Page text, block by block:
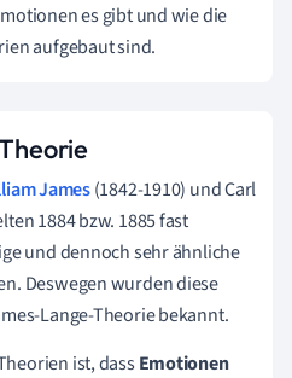
es gibt und wie die
aufgebaut sind.
James(1842-1910) und Carl
1884 bzw. 1885 fast
und dennoch sehr ähnliche
Deswegen wurden diese
Lange-Theorie bekannt.
ist, dassEmotionen